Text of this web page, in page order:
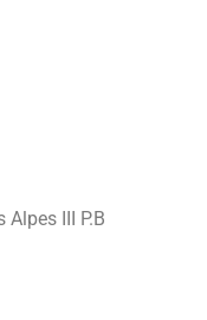
III P.B